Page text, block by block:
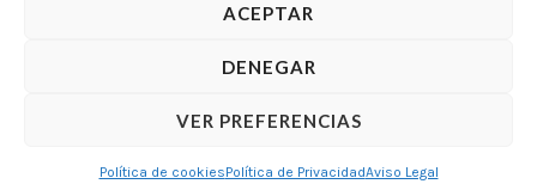
ACEPTAR
DENEGAR
VER PREFERENCIAS
Política de cookiesPolítica de PrivacidadAviso Legal
© 2026 Tienda Mulligan │ Desarrollado por